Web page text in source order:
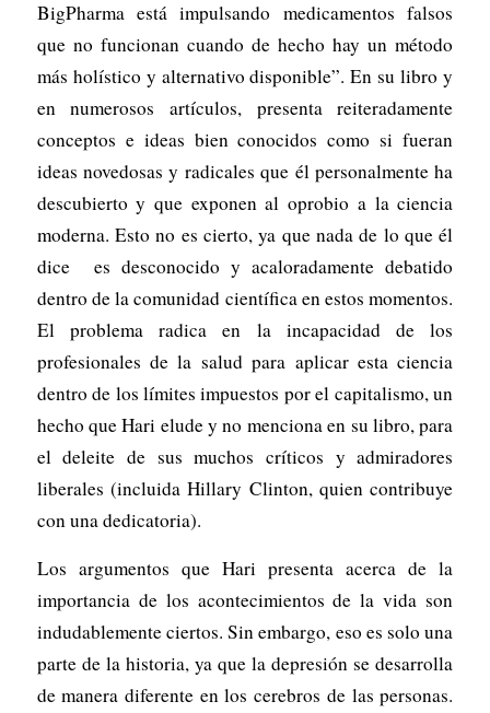
BigPharma está impulsando medicamentos falsos
que no funcionan cuando de hecho hay un método
más holístico y alternativo disponible”. En su libro y
en numerosos artículos, presenta reiteradamente
conceptos e ideas bien conocidos como si fueran
ideas novedosas y radicales que él personalmente ha
descubierto y que exponen al oprobio a la ciencia
moderna. Esto no es cierto, ya que nada de lo que él
dice es desconocido y acaloradamente debatido
dentro de la comunidad científica en estos momentos.
El problema radica en la incapacidad de los
profesionales de la salud para aplicar esta ciencia
dentro de los límites impuestos por el capitalismo, un
hecho que Hari elude y no menciona en su libro, para
el deleite de sus muchos críticos y admiradores
liberales (incluida Hillary Clinton, quien contribuye
con una dedicatoria).
Los argumentos que Hari presenta acerca de la
importancia de los acontecimientos de la vida son
indudablemente ciertos. Sin embargo, eso es solo una
parte de la historia, ya que la depresión se desarrolla
de manera diferente en los cerebros de las personas.